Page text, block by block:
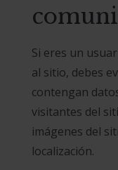
Si eres un
al sitio, debes
contengan
visitantes del
imágenes del
localización.